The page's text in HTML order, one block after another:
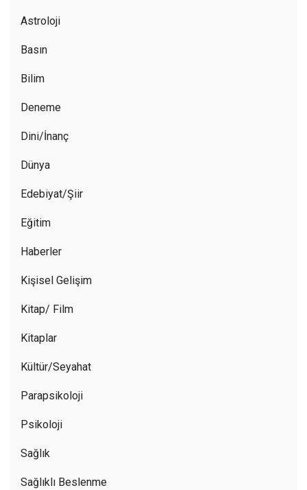
Astroloji
Basın
Bilim
Deneme
Dini/İnanç
Dünya
Edebiyat/Şiir
Eğitim
Haberler
Kişisel Gelişim
Kitap/ Film
Kitaplar
Kültür/Seyahat
Parapsikoloji
Psikoloji
Sağlık
Sağlıklı Beslenme